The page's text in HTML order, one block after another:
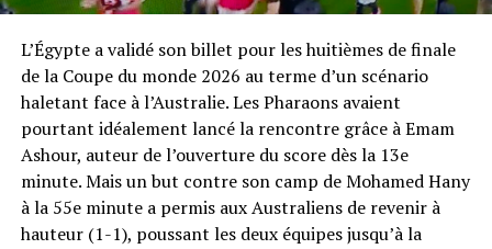
L’Égypte a validé son billet pour les huitièmes de finale
de la Coupe du monde 2026 au terme d’un scénario
haletant face à l’Australie. Les Pharaons avaient
pourtant idéalement lancé la rencontre grâce à Emam
Ashour, auteur de l’ouverture du score dès la 13e
minute. Mais un but contre son camp de Mohamed Hany
à la 55e minute a permis aux Australiens de revenir à
hauteur (1-1), poussant les deux équipes jusqu’à la